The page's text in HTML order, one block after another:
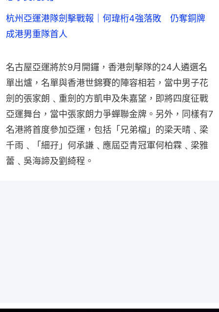
杭州亞運港隊劍擊戰報｜何瑋桁4強落敗 仍奪銅牌
成港男重隊首人
名古屋亞運將於9月開鑼，香港劍擊隊的24人遴選名
單出爐，名單與香港世錦賽的陣容相若，當中男子花
劍的張家朗﹑重劍的方凱申及朱嘉望，即將四度征戰
亞運舞台，當中張家朗力爭蟬聯金牌。另外，同樣有7
名港將首度參加亞運，包括「兄弟檔」的梁天晴﹑梁
千雨﹑「細孖」何承謙﹑應屆亞青冠軍何柏霖﹑梁雅
蕾﹑吳海諦及劉綺程。